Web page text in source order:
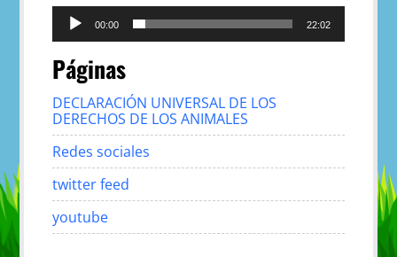
Reproductor
audio
00:00 22:02
Páginas
DECLARACIÓN UNIVERSAL DE LOS
DERECHOS DE LOS ANIMALES
Redes sociales
twitter feed
youtube